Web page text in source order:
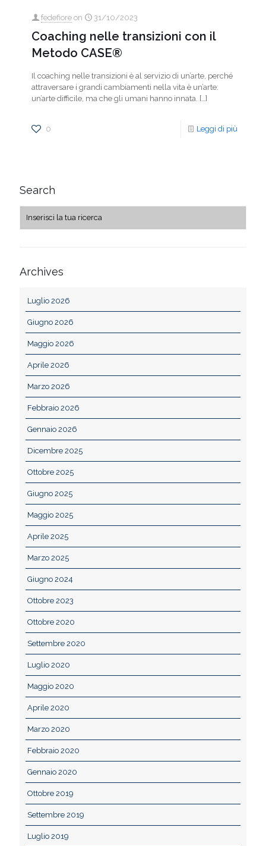
fedefiore on 31/10/2023
Coaching nelle transizioni con il
Metodo CASE®
Il coaching nelle transizioni è al servizio di un’arte, perché
attraversare i grandi cambiamenti nella vita è un’arte:
un’arte difficile, ma che gli umani hanno innata. […]
0 Leggi di più
Search
Archives
Luglio 2026
Giugno 2026
Maggio 2026
Aprile 2026
Marzo 2026
Febbraio 2026
Gennaio 2026
Dicembre 2025
Ottobre 2025
Giugno 2025
Maggio 2025
Aprile 2025
Marzo 2025
Giugno 2024
Ottobre 2023
Ottobre 2020
Settembre 2020
Luglio 2020
Maggio 2020
Aprile 2020
Marzo 2020
Febbraio 2020
Gennaio 2020
Ottobre 2019
Settembre 2019
Luglio 2019